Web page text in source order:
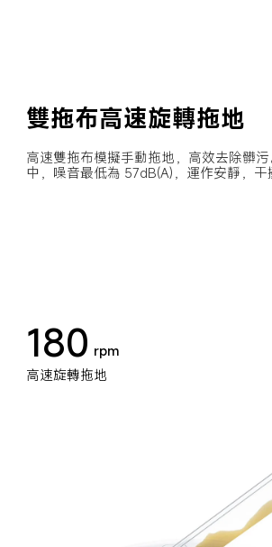
雙拖布高速旋轉拖地
高速雙拖布模擬手動拖地，高效去除髒
中，噪音最低為 57dB(A)，運作安靜，干
180 rpm
高速旋轉拖地